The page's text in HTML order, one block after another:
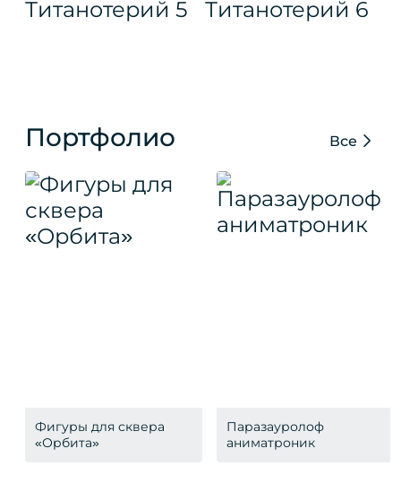
Портфолио Все
Фигуры для сквера
«Орбита»
Паразауролоф
аниматроник